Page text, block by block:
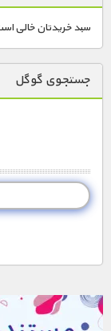
سبد خریدتان خالی
جستجوی گوگل